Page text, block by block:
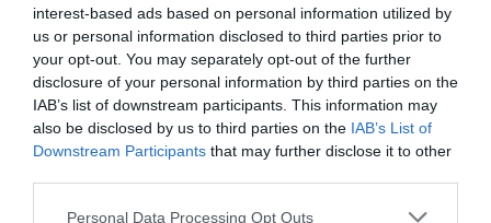
interest-based ads based on personal information utilized by
us or personal information disclosed to third parties prior to
your opt-out. You may separately opt-out of the further
disclosure of your personal information by third parties on the
IAB’s list of downstream participants. This information may
also be disclosed by us to third parties on the IAB’s List of
Downstream Participants that may further disclose it to other
Please note that this website/app uses one or more Google
Personal Data Processing Opt Outs
GRAN LIQUIDACIÓN DE CASCOS BELL Y GIRO EN
Si llevas tiempo pensando en cambiar de casco, este puede